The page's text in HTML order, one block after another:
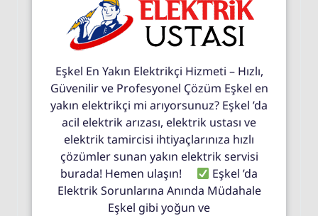
Eşkel En Yakın Elektrikçi Hizmeti – Hızlı,
Güvenilir ve Profesyonel Çözüm Eşkel en
yakın elektrikçi mi arıyorsunuz? Eşkel ’da
acil elektrik arızası, elektrik ustası ve
elektrik tamircisi ihtiyaçlarınıza hızlı
çözümler sunan yakın elektrik servisi
burada! Hemen ulaşın!
Eşkel ’da
Elektrik Sorunlarına Anında Müdahale
Eşkel gibi yoğun ve